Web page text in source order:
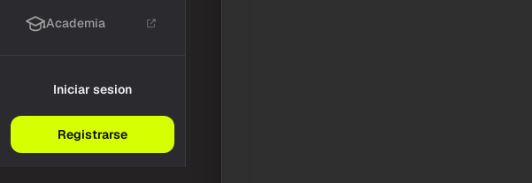
Academia
Iniciar sesion
Registrarse